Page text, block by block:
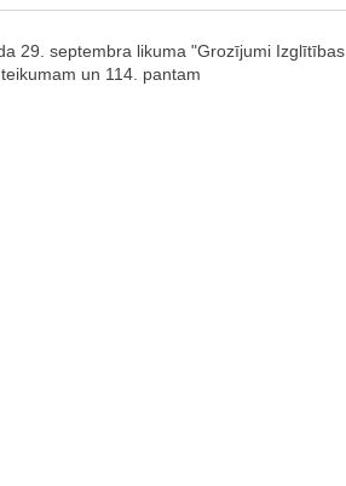
29. septembra likuma "Grozījumi Izglītības
un 114. pantam